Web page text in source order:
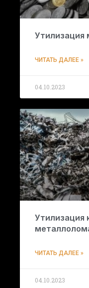
Утилизация
ЧИТАТЬ ДАЛЕЕ »
04.10.2023
Утилизация
ЧИТАТЬ ДАЛЕЕ »
04.10.2023